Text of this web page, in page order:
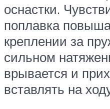
оснастки.
поплавка
креплении за
сильном
врывается и
вставлять на